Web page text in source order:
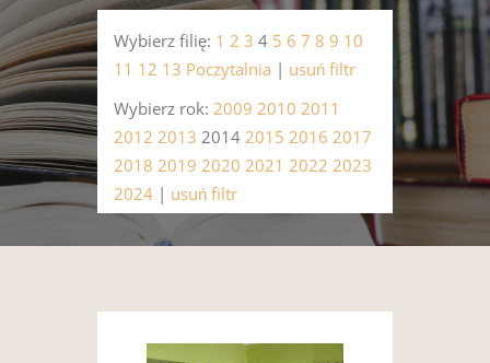
Wybierz filię: 1 2 3 4 5 6 7 8 9 10
11 12 13 Poczytalnia | usuń filtr
Wybierz rok: 2009 2010 2011
2012 2013 2014 2015 2016 2017
2018 2019 2020 2021 2022 2023
2024 | usuń filtr